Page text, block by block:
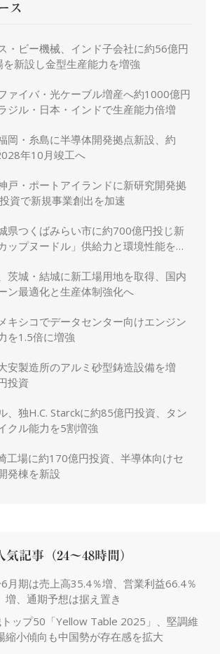
ス
・ビー機械、インド子会社に約56億円
新設し金型生産能力を増強
ァイバ・光ケーブル増産へ約1000億円
ジル・日本・インドで生産能力倍増
岡・糸島に半導体開発拠点新設、約
年10月竣工へ
戸・ポートアイランドに新研究開発拠
資で新規事業創出を加速
県つくばみらい市に約700億円投じ新
ップヌードル」供給力と環境性能を強
茨城・結城に新工場用地を取得、国内
ン最適化と生産体制強化へ
キシコでデータセンター向けエンジン
を1.5倍に増強
安製造所のアルミ砂型鋳造設備を増
投資
、独H.C. Starckに約85億円投資、タン
クル能力を5割増強
工場に約170億円投資、半導体向けセ
発棟を新設
気記事（24～48時間）
月期は売上高35.4％増、営業利益66.4％
増、通期予想は据え置き
ップ50「Yellow Table 2025」、堅調維
縮小傾向も中国勢が存在感を拡大